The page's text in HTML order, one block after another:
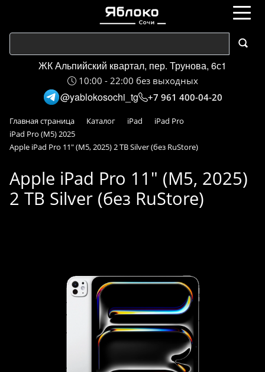
ЖК Альпийский квартал, пер. Трунова, 6с1
10:00 - 22:00 без выходных
@yablokosochi_tg +7 961 400-04-20
Главная страница Каталог iPad
iPad Pro
iPad Pro (M5) 2025
Apple iPad Pro 11" (M5, 2025) 2 TB Silver (без RuStore)
Apple iPad Pro 11" (M5, 2025)
2 TB Silver (без RuStore)